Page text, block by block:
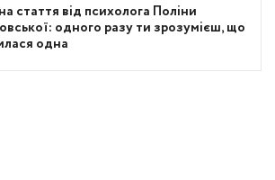
стаття від психолога Поліни
одного разу ти зрозумієш, що
одна